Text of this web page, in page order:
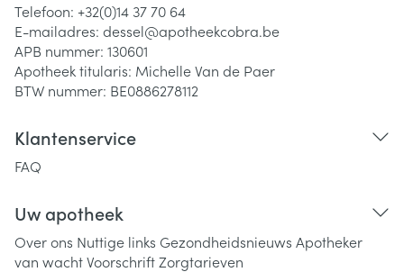
Telefoon: +32(0)14 37 70 64
E-mailadres: dessel@apotheekcobra.be
APB nummer: 130601
Apotheek titularis: Michelle Van de Paer
BTW nummer: BE0886278112
Klantenservice
FAQ
Uw apotheek
Over ons Nuttige links Gezondheidsnieuws Apotheker
van wachtVoorschriftZorgtarieven